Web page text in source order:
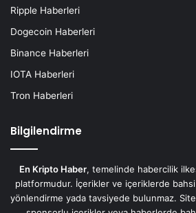
Ripple Haberleri
Dogecoin Haberleri
Binance Haberleri
IOTA Haberleri
Tron Haberleri
Bilgilendirme
En Kripto Haber, temelinde habercilik
platformudur. İçerikler ve içeriklerde
yönlendirme yada tavsiyede bulunmaz.